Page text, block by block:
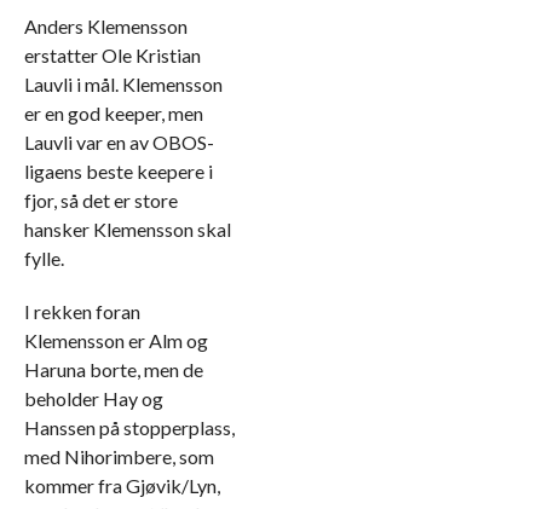
Anders Klemensson
erstatter Ole Kristian
Lauvli i mål. Klemensson
er en god keeper, men
Lauvli var en av OBOS-
ligaens beste keepere i
fjor, så det er store
hansker Klemensson skal
fylle.
I rekken foran
Klemensson er Alm og
Haruna borte, men de
beholder Hay og
Hanssen på stopperplass,
med Nihorimbere, som
kommer fra Gjøvik/Lyn,